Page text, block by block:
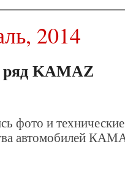
2014
KAMAZ
фото и
автомобилей